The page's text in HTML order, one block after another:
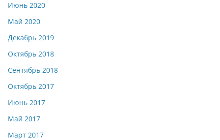
Июнь 2020
Май 2020
Декабрь 2019
Октябрь 2018
Сентябрь 2018
Октябрь 2017
Июнь 2017
Май 2017
Март 2017